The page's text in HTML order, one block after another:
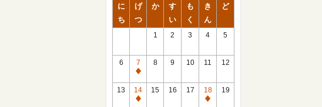
に
ち
げ
つ
か
す
い
も
く
き
ん
ど
1 2 3 4 5
6
7
休
館
日
8 9 10 11 12
13
14
休
15 16 17
18
休
19